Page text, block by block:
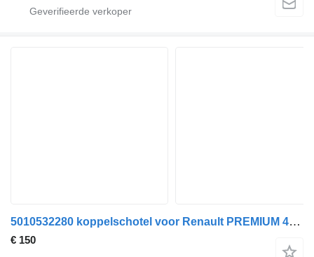
5010532280 koppelschotel voor Renault PREMIUM 420 vrachtwagen
€ 150